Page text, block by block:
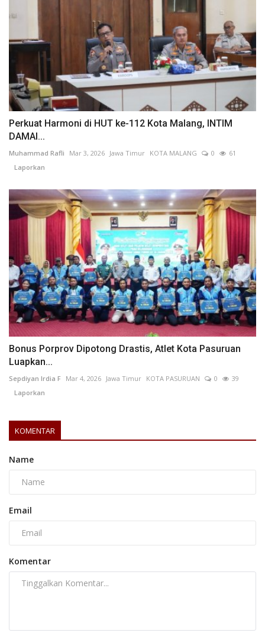
Perkuat Harmoni di HUT ke-112 Kota Malang, INTIM
DAMAI...
Muhammad Rafli Mar 3, 2026 Jawa Timur KOTA MALANG 0
61
Laporkan
Bonus Porprov Dipotong Drastis, Atlet Kota Pasuruan
Luapkan...
Sepdiyan Irdia F Mar 4, 2026 Jawa Timur KOTA PASURUAN 0
39
Laporkan
KOMENTAR
Name
Email
Komentar